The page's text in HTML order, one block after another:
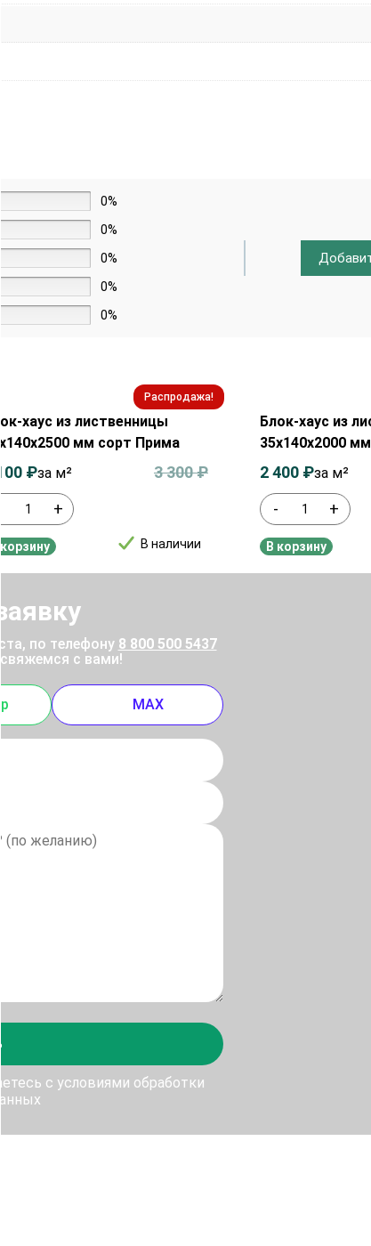
0%
0%
0%
0%
0%
Распродажа!
хаус из лиственницы
мм сорт Прима
+
В наличии
3 300₽
₽за м²
корзину
Блок-хаус из
35х140х2000 мм
- +
2 400 ₽за м²
В корзину
по телефону 8 800 500 5437
свяжемся с вами!
MAX
с условиями обработки